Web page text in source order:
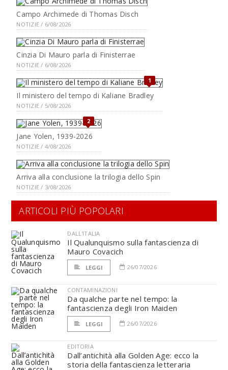
Campo Archimede di Thomas Disch
NOTIZIE / 6/08/2026
Cinzia Di Mauro parla di Finisterrae
NOTIZIE / 6/08/2026
1
Il ministero del tempo di Kaliane Bradley
NOTIZIE / 5/08/2026
2
Jane Yolen, 1939-2026
NOTIZIE / 4/08/2026
Arriva alla conclusione la trilogia dello Spin
NOTIZIE / 3/08/2026
ARTICOLI PIÙ POPOLARI
DALL'ITALIA
Il Qualunquismo sulla fantascienza di
Mauro Covacich
LEGGI 26/07/2026
CONTAMINAZIONI
Da qualche parte nel tempo: la
fantascienza degli Iron Maiden
LEGGI 26/07/2026
EDITORIA
Dall’antichità alla Golden Age: ecco la
storia della fantascienza letteraria